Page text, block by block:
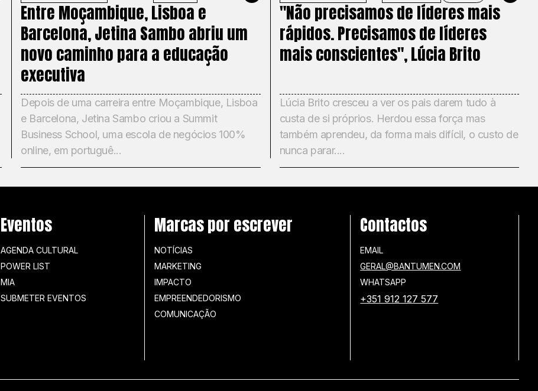
Entre Moçambique, Lisboa e
Barcelona, Jetina Sambo abriu um
novo caminho para a educação
executiva
Depois de uma carreira entre Moçambique, Lisboa
e Barcelona, Jetina Sambo criou a Summit
Business School, uma escola de negócios 100%
online, em portuguê...
"Não precisamos de líderes mais
rápidos. Precisamos de líderes
mais conscientes", Lúcia Brito
Lúcia Brito cresceu a ver os pais darem tudo à
custa de si próprios. Herdou essa força mas
também aprendeu, da forma mais difícil, o custo de
nunca parar....
Eventos
AGENDA CULTURAL
POWER LIST
MIA
SUBMETER EVENTOS
Marcas por escrever
NOTÍCIAS
MARKETING
IMPACTO
EMPREENDEDORISMO
COMUNICAÇÃO
Contactos
EMAIL
GERAL@BANTUMEN.COM
WHATSAPP
+351 912 127 577